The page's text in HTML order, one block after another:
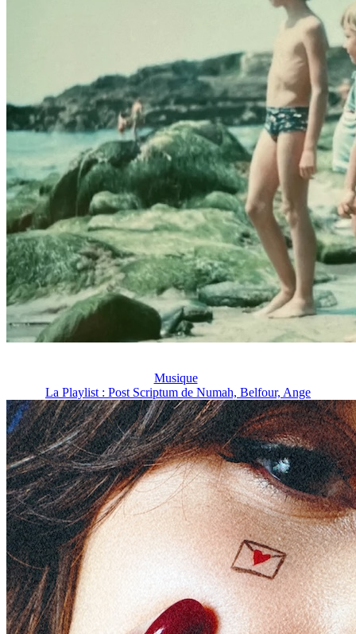
Musique
La Playlist : Post Scriptum de Numah, Belfour, Ange